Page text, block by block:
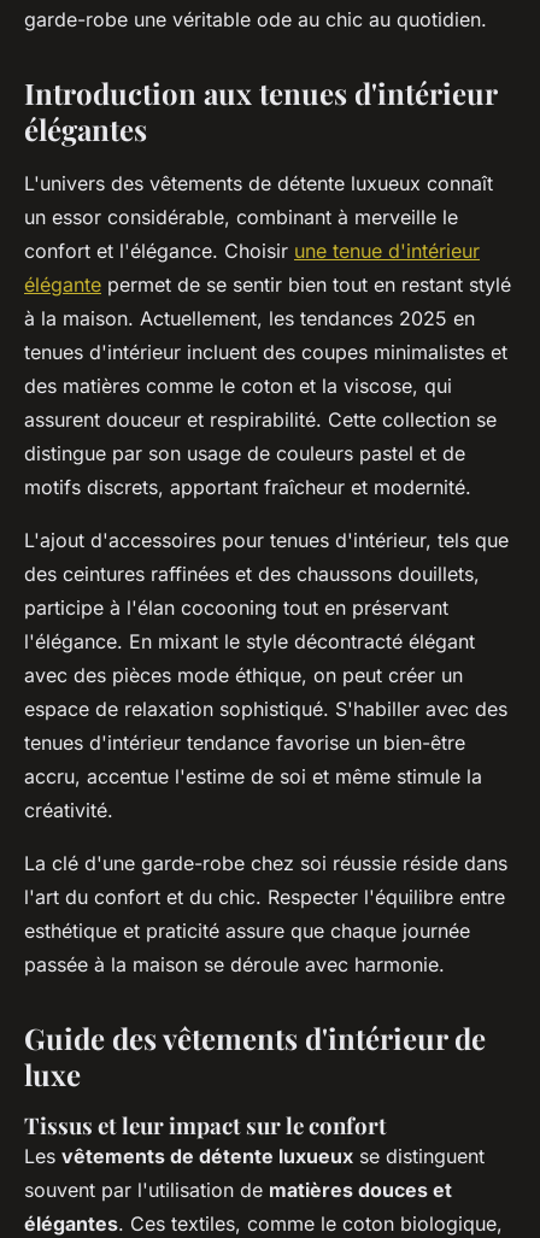
garde-robe une véritable ode au chic au quotidien.
Introduction aux tenues d'intérieur
élégantes
L'univers des vêtements de détente luxueux connaît
un essor considérable, combinant à merveille le
confort et l'élégance. Choisir une tenue d'intérieur
élégante permet de se sentir bien tout en restant stylé
à la maison. Actuellement, les tendances 2025 en
tenues d'intérieur incluent des coupes minimalistes et
des matières comme le coton et la viscose, qui
assurent douceur et respirabilité. Cette collection se
distingue par son usage de couleurs pastel et de
motifs discrets, apportant fraîcheur et modernité.
L'ajout d'accessoires pour tenues d'intérieur, tels que
des ceintures raffinées et des chaussons douillets,
participe à l'élan cocooning tout en préservant
l'élégance. En mixant le style décontracté élégant
avec des pièces mode éthique, on peut créer un
espace de relaxation sophistiqué. S'habiller avec des
tenues d'intérieur tendance favorise un bien-être
accru, accentue l'estime de soi et même stimule la
créativité.
La clé d'une garde-robe chez soi réussie réside dans
l'art du confort et du chic. Respecter l'équilibre entre
esthétique et praticité assure que chaque journée
passée à la maison se déroule avec harmonie.
Guide des vêtements d'intérieur de
luxe
Tissus et leur impact sur le confort
Les vêtements de détente luxueux se distinguent
souvent par l'utilisation de matières douces et
élégantes. Ces textiles, comme le coton biologique,